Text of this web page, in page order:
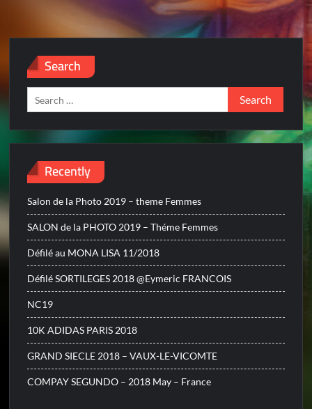
Search
Search
for:
Recently
Salon de la Photo 2019 – theme Femmes
SALON de la PHOTO 2019 – Théme Femmes
Défilé au MONA LISA 11/2018
Défilé SORTILEGES 2018 @Eymeric FRANCOIS
NC19
10K ADIDAS PARIS 2018
GRAND SIECLE 2018 – VAUX-LE-VICOMTE
COMPAY SEGUNDO – 2018 May – France